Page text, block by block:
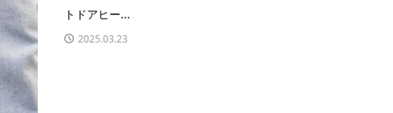
トドアヒー...
2025.03.23